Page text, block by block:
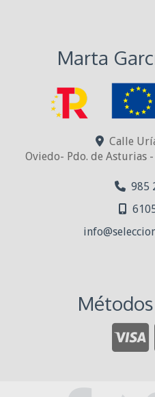
Marta
Calle
Oviedo- Pdo. de Asturias -
985
info